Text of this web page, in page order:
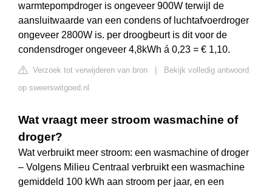
warmtepompdroger is ongeveer 900W terwijl de
aansluitwaarde van een condens of luchtafvoerdroger
ongeveer 2800W is. per droogbeurt is dit voor de
condensdroger ongeveer 4,8kWh á 0,23 = € 1,10.
Verzoek tot verwijderen van bron
Bekijk volledig antwoord
op sweerswitgoed.nl
Wat vraagt meer stroom wasmachine of
droger?
Wat verbruikt meer stroom: een wasmachine of droger
– Volgens Milieu Centraal verbruikt een wasmachine
gemiddeld 100 kWh aan stroom per jaar, en een